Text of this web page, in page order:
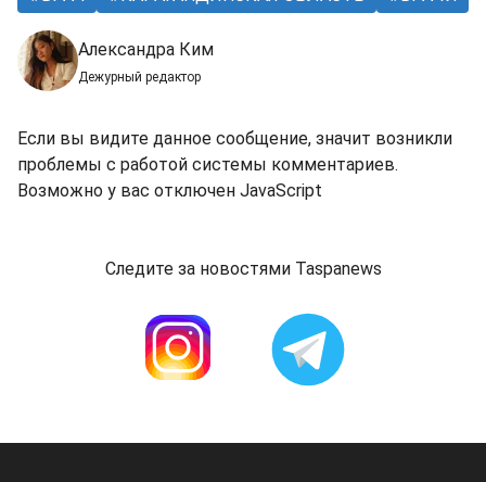
Александра Ким
Дежурный редактор
Если вы видите данное сообщение, значит возникли
проблемы с работой системы комментариев.
Возможно у вас отключен JavaScript
Следите за новостями Taspanews